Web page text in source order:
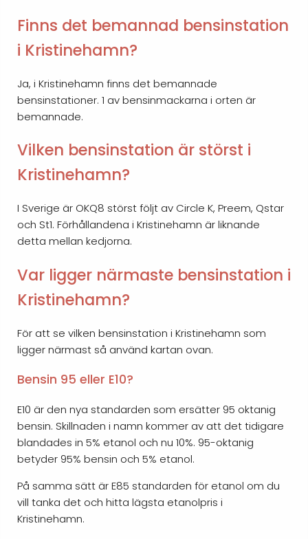
Finns det bemannad bensinstation
i Kristinehamn?
Ja, i Kristinehamn finns det bemannade
bensinstationer. 1 av bensinmackarna i orten är
bemannade.
Vilken bensinstation är störst i
Kristinehamn?
I Sverige är OKQ8 störst följt av Circle K, Preem, Qstar
och St1. Förhållandena i Kristinehamn är liknande
detta mellan kedjorna.
Var ligger närmaste bensinstation i
Kristinehamn?
För att se vilken bensinstation i Kristinehamn som
ligger närmast så använd kartan ovan.
Bensin 95 eller E10?
E10 är den nya standarden som ersätter 95 oktanig
bensin. Skillnaden i namn kommer av att det tidigare
blandades in 5% etanol och nu 10%. 95-oktanig
betyder 95% bensin och 5% etanol.
På samma sätt är E85 standarden för etanol om du
vill tanka det och hitta lägsta etanolpris i
Kristinehamn.